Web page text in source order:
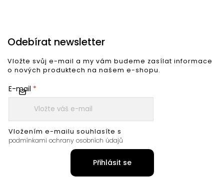
Odebírat newsletter
Vložte svůj e-mail a my vám budeme zasílat informace
o nových produktech na našem e-shopu.
E-mail
Vložením e-mailu souhlasíte s
podmínkami ochrany osobních údajů
Přihlásit se